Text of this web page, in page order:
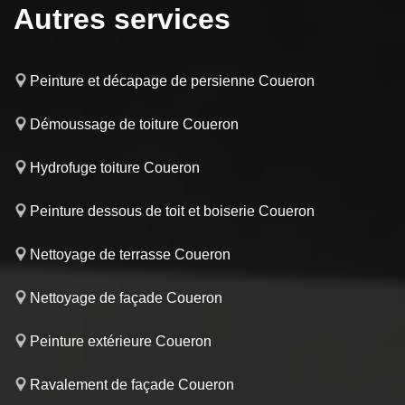
Autres services
Peinture et décapage de persienne Coueron
Démoussage de toiture Coueron
Hydrofuge toiture Coueron
Peinture dessous de toit et boiserie Coueron
Nettoyage de terrasse Coueron
Nettoyage de façade Coueron
Peinture extérieure Coueron
Ravalement de façade Coueron